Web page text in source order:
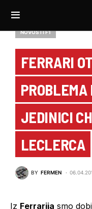
NOVOSTI F1
FERRARI
PROBLEMA
JEDINICI
LECLERCA
BY FERMEN
Iz Ferrarija smo